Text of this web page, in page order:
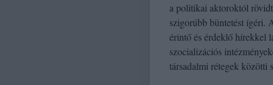
a politikai aktoroktól
szigorúbb büntetést ígéri.
érintő és érdeklő hírekkel
szocializációs
társadalmi rétegek közötti